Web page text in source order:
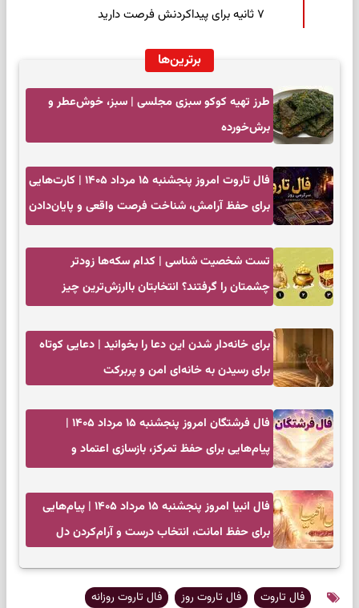
۷ ثانیه برای پیداکردنش فرصت دارید
برترین‌ها
طرز تهیه کوکو سبزی مجلسی | سبز، خوش‌عطر و
برش‌خورده
فال تاروت امروز پنجشنبه ۱۵ مرداد ۱۴۰۵ | کارت‌هایی
برای حفظ آرامش، شناخت فرصت واقعی و پایان‌دادن
تست شخصیت شناسی | کدام سکه‌ها زودتر
چشمتان را گرفتند؟ انتخابتان باارزش‌ترین چیز
برای خانه‌دار شدن این دعا را بخوانید | دعایی کوتاه
برای رسیدن به خانه‌ای امن و پربرکت
فال فرشتگان امروز پنجشنبه ۱۵ مرداد ۱۴۰۵ |
پیام‌هایی برای حفظ تمرکز، بازسازی اعتماد و
فال انبیا امروز پنجشنبه ۱۵ مرداد ۱۴۰۵ | پیام‌هایی
برای حفظ امانت، انتخاب درست و آرام‌کردن دل
فال تاروت فال تاروت روز
فال تاروت روزانه